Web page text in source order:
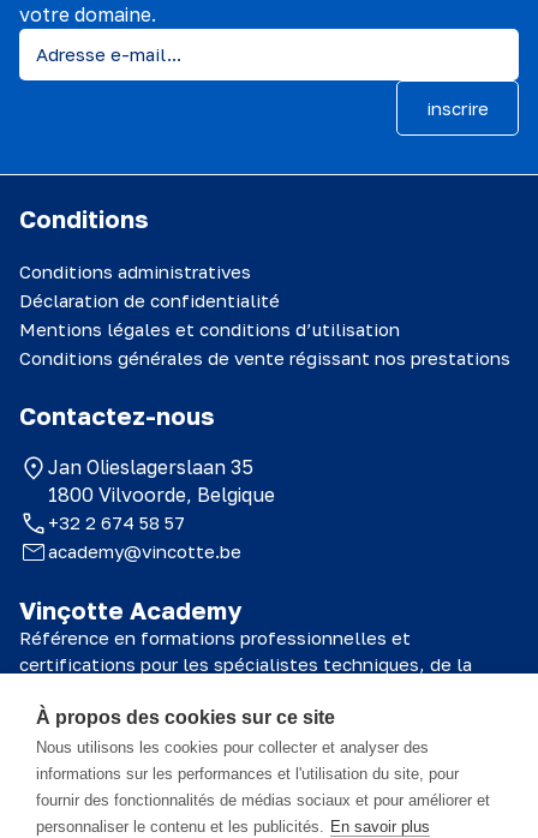
votre domaine.
inscrire
Vinçotte Academy
Référence en formations professionnelles et
certifications pour les spécialistes techniques, de la
© 2026 Vinçotte Academy
Conditions
Conditions administratives
Déclaration de confidentialité
Mentions légales et conditions d’utilisation
Conditions générales de vente régissant nos prestations
Contactez-nous
Jan Olieslagerslaan 35
1800 Vilvoorde, Belgique
+32 2 674 58 57
academy@vincotte.be
Le matériel de formation est la propriété de Vinçotte Academy SA et
toutes les informations qu'il contient sont confidentielles. Ce matériel
À propos des cookies sur ce site
Nous utilisons les cookies pour collecter et analyser des
informations sur les performances et l'utilisation du site, pour
fournir des fonctionnalités de médias sociaux et pour améliorer et
personnaliser le contenu et les publicités. En savoir plus